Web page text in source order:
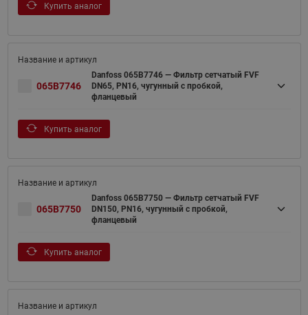
Купить аналог
065B7746
Danfoss 065B7746 — Фильтр сетчатый FVF
DN65, PN16, чугунный с пробкой,
фланцевый
Купить аналог
065B7750
Danfoss 065B7750 — Фильтр сетчатый FVF
DN150, PN16, чугунный с пробкой,
фланцевый
Купить аналог